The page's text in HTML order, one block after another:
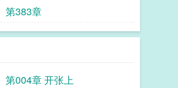
第383章
第004章 开张上